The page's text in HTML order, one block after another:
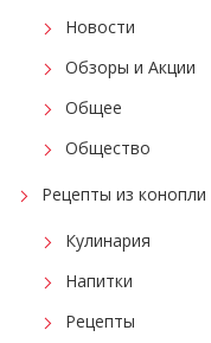
Новости
Обзоры и Акции
Общее
Общество
Рецепты из конопли
Кулинария
Напитки
Рецепты